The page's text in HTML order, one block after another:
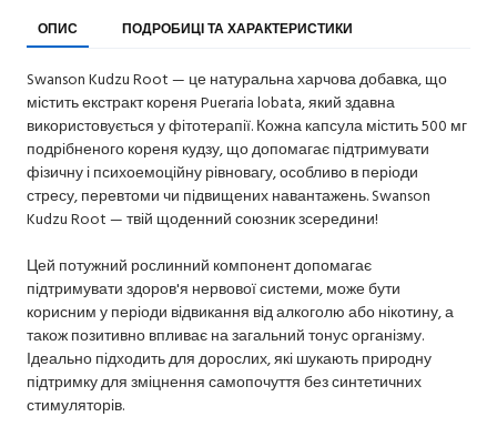
ОПИС ПОДРОБИЦІ ТА ХАРАКТЕРИСТИКИ
Swanson Kudzu Root — це натуральна харчова добавка, що
містить екстракт кореня Pueraria lobata, який здавна
використовується у фітотерапії. Кожна капсула містить 500 мг
подрібненого кореня кудзу, що допомагає підтримувати
фізичну і психоемоційну рівновагу, особливо в періоди
стресу, перевтоми чи підвищених навантажень. Swanson
Kudzu Root — твій щоденний союзник зсередини!
Цей потужний рослинний компонент допомагає
підтримувати здоров'я нервової системи, може бути
корисним у періоди відвикання від алкоголю або нікотину, а
також позитивно впливає на загальний тонус організму.
Ідеально підходить для дорослих, які шукають природну
підтримку для зміцнення самопочуття без синтетичних
стимуляторів.